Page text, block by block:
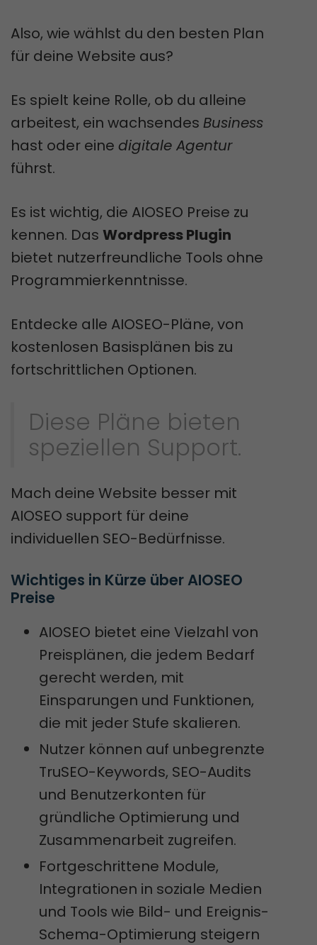
Also, wie wählst du den besten Plan
für deine Website aus?
Es spielt keine Rolle, ob du alleine
arbeitest, ein wachsendes Business
hast oder eine digitale Agentur
führst.
Es ist wichtig, die AIOSEO Preise zu
kennen. Das Wordpress Plugin
bietet nutzerfreundliche Tools ohne
Programmierkenntnisse.
Entdecke alle AIOSEO-Pläne, von
kostenlosen Basisplänen bis zu
fortschrittlichen Optionen.
Diese Pläne bieten
speziellen Support.
Mach deine Website besser mit
AIOSEO support für deine
individuellen SEO-Bedürfnisse.
Wichtiges in Kürze über AIOSEO
Preise
AIOSEO bietet eine Vielzahl von
Preisplänen, die jedem Bedarf
gerecht werden, mit
Einsparungen und Funktionen,
die mit jeder Stufe skalieren.
Nutzer können auf unbegrenzte
TruSEO-Keywords, SEO-Audits
und Benutzerkonten für
gründliche Optimierung und
Zusammenarbeit zugreifen.
Fortgeschrittene Module,
Integrationen in soziale Medien
und Tools wie Bild- und Ereignis-
Schema-Optimierung steigern